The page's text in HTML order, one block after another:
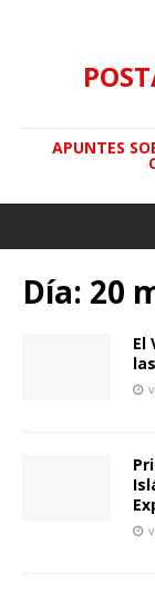
APUNTES
Día: 20
El